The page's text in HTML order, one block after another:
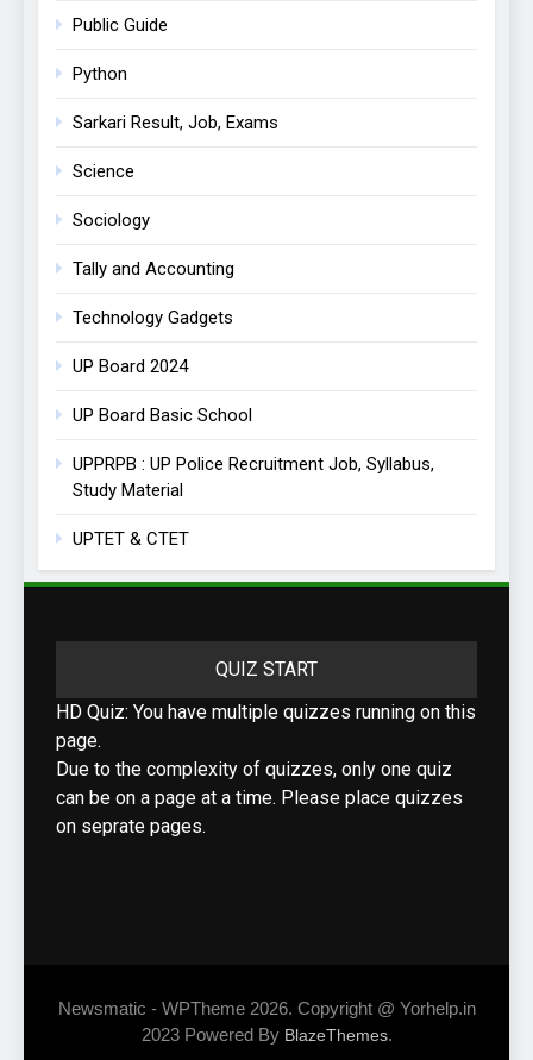
Public Guide
Python
Sarkari Result, Job, Exams
Science
Sociology
Tally and Accounting
Technology Gadgets
UP Board 2024
UP Board Basic School
UPPRPB : UP Police Recruitment Job, Syllabus,
Study Material
UPTET & CTET
QUIZ START
HD Quiz: You have multiple quizzes running on this
page.
Due to the complexity of quizzes, only one quiz
can be on a page at a time. Please place quizzes
on seprate pages.
Newsmatic - WPTheme 2026. Copyright @ Yorhelp.in
2023 Powered By BlazeThemes.